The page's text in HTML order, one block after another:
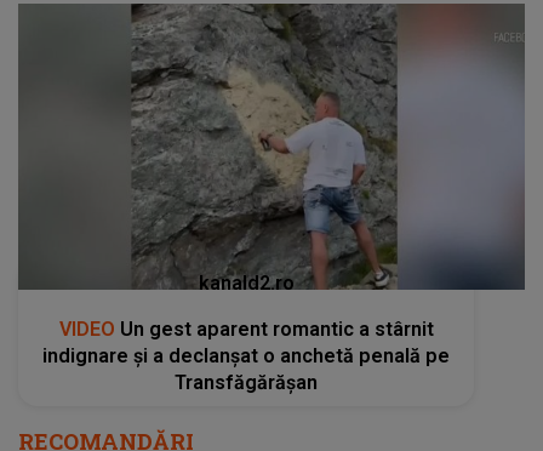
kanald2.ro
VIDEO Un gest aparent romantic a stârnit
indignare și a declanșat o anchetă penală pe
Transfăgărășan
RECOMANDĂRI